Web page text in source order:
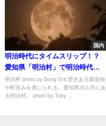
国内
明治時代にタイムスリップ！？
愛知県「明治村」で明治時代の
文化を実感しよう
明治村 photo by Bong Grit 歴史ある建造物
や町並みを感じられる、愛知県犬山市にあ
る明治村。 photo by Toby ...